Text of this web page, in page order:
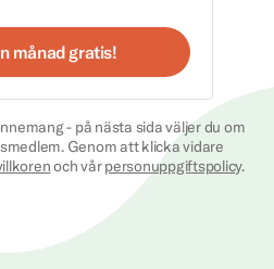
månad gratis!
- på nästa sida väljer du om
Genom att klicka vidare
och vårpersonuppgiftspolicy.